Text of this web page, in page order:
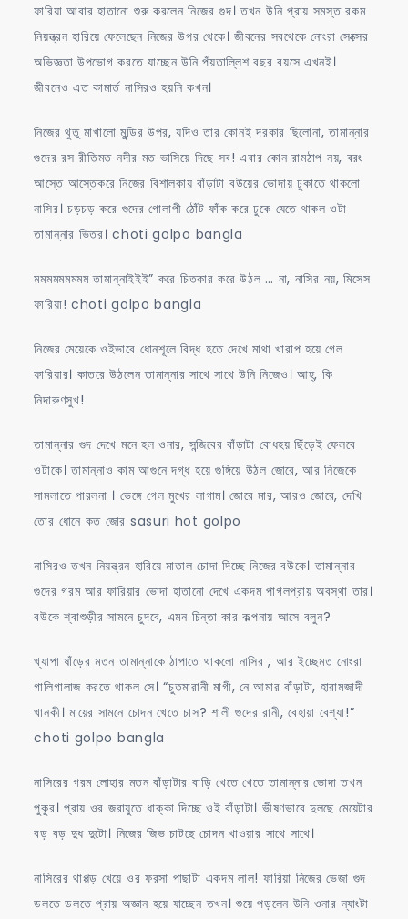
ফারিয়া আবার হাতানো শুরু করলেন নিজের গুদ। তখন উনি প্রায় সমস্ত রকম
নিয়ন্ত্রন হারিয়ে ফেলেছেন নিজের উপর থেকে। জীবনের সবথেকে নোংরা সেক্সের
অভিজ্ঞতা উপভোগ করতে যাচ্ছেন উনি পঁয়তাল্লিশ বছর বয়সে এখনই।
জীবনেও এত কামার্ত নাসিরও হয়নি কখন।
নিজের থুতু মাখালো মুন্ডির উপর, যদিও তার কোনই দরকার ছিলোনা, তামান্নার
গুদের রস রীতিমত নদীর মত ভাসিয়ে দিছে সব! এবার কোন রামঠাপ নয়, বরং
আস্তে আস্তেকরে নিজের বিশালকায় বাঁড়াটা বউয়ের ভোদায় ঢুকাতে থাকলো
নাসির। চড়চড় করে গুদের গোলাপী ঠোঁট ফাঁক করে ঢুকে যেতে থাকল ওটা
তামান্নার ভিতর। choti golpo bangla
মমমমমমমমম তামান্নাইইই” করে চিতকার করে উঠল … না, নাসির নয়, মিসেস
ফারিয়া! choti golpo bangla
নিজের মেয়েকে ওইভাবে ধোনশূলে বিদ্ধ হতে দেখে মাথা খারাপ হয়ে গেল
ফারিয়ার। কাতরে উঠলেন তামান্নার সাথে সাথে উনি নিজেও। আহ্, কি
নিদারুণসুখ!
তামান্নার গুদ দেখে মনে হল ওনার, সন্জিবের বাঁড়াটা বোধহয় ছিঁড়েই ফেলবে
ওটাকে। তামান্নাও কাম আগুনে দগ্ধ হয়ে গুঙ্গিয়ে উঠল জোরে, আর নিজেকে
সামলাতে পারলনা । ভেঙ্গে গেল মুখের লাগাম। জোরে মার, আরও জোরে, দেখি
তোর ধোনে কত জোর sasuri hot golpo
নাসিরও তখন নিয়ন্ত্রন হারিয়ে মাতাল চোদা দিচ্ছে নিজের বউকে। তামান্নার
গুদের গরম আর ফারিয়ার ভোদা হাতানো দেখে একদম পাগলপ্রায় অবস্থা তার।
বউকে শ্বাশুড়ীর সামনে চুদবে, এমন চিন্তা কার কল্পনায় আসে বলুন?
খ্যাপা ষাঁড়ের মতন তামান্নাকে ঠাপাতে থাকলো নাসির , আর ইচ্ছেমত নোংরা
গালিগালাজ করতে থাকল সে। “চুতমারানী মাগী, নে আমার বাঁড়াটা, হারামজাদী
খানকী। মায়ের সামনে চোদন খেতে চাস? শালী গুদের রানী, বেহায়া বেশ্যা!”
choti golpo bangla
নাসিরের গরম লোহার মতন বাঁড়াটার বাড়ি খেতে খেতে তামান্নার ভোদা তখন
পুকুর। প্রায় ওর জরায়ুতে ধাক্কা দিচ্ছে ওই বাঁড়াটা। ভীষণভাবে দুলছে মেয়েটার
বড় বড় দুধ দুটো। নিজের জিভ চাটছে চোদন খাওয়ার সাথে সাথে।
নাসিরের থাপ্পড় খেয়ে ওর ফরসা পাছাটা একদম লাল! ফারিয়া নিজের ভেজা গুদ
ডলতে ডলতে প্রায় অজ্ঞান হয়ে যাচ্ছেন তখন। শুয়ে পড়লেন উনি ওনার ন্যাংটা